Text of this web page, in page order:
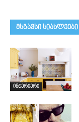
მსგავსი სიახლეები
ინტერიერი